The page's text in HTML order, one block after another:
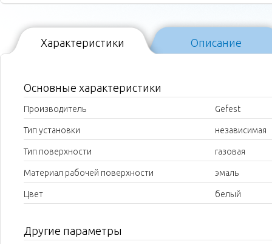
Характеристики Описание
Основные характеристики
Производитель Gefest
Тип установки независимая
Тип поверхности газовая
Материал рабочей поверхности эмаль
Цвет белый
Другие параметры